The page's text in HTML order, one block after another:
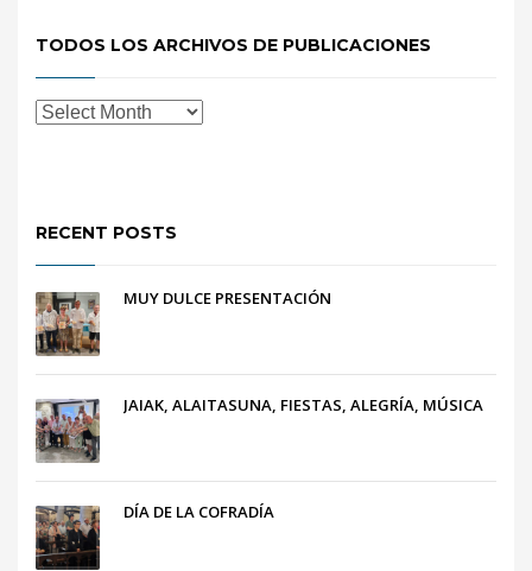
TODOS LOS ARCHIVOS DE PUBLICACIONES
RECENT POSTS
MUY DULCE PRESENTACIÓN
JAIAK, ALAITASUNA, FIESTAS, ALEGRÍA, MÚSICA
DÍA DE LA COFRADÍA